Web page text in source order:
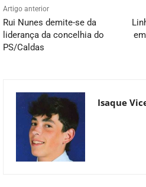
Artigo anterior
Rui Nunes demite-se da
liderança da concelhia do
PS/Caldas
Isaque